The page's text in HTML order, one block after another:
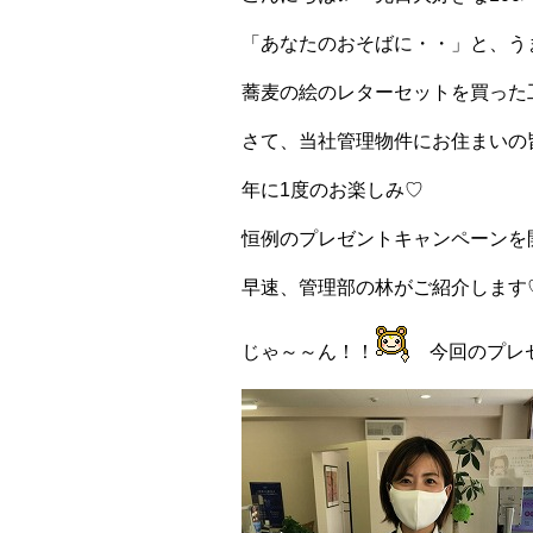
「あなたのおそばに・・」と、
蕎麦の絵のレターセットを買った
さて、当社管理物件にお住まいの
年に1度のお楽しみ♡
恒例のプレゼントキャンペーンを
早速、管理部の林がご紹介しま
じゃ～～ん！！ 今回のプレ